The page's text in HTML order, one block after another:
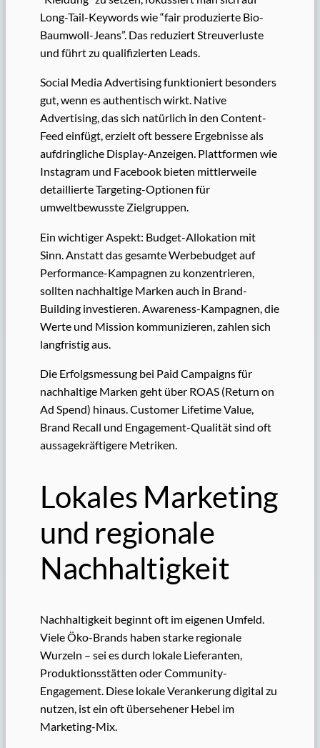
Long-Tail-Keywords wie “fair produzierte Bio-
Baumwoll-Jeans”. Das reduziert Streuverluste
und führt zu qualifizierten Leads.
Social Media Advertising funktioniert besonders
gut, wenn es authentisch wirkt. Native
Advertising, das sich natürlich in den Content-
Feed einfügt, erzielt oft bessere Ergebnisse als
aufdringliche Display-Anzeigen. Plattformen wie
Instagram und Facebook bieten mittlerweile
detaillierte Targeting-Optionen für
umweltbewusste Zielgruppen.
Ein wichtiger Aspekt: Budget-Allokation mit
Sinn. Anstatt das gesamte Werbebudget auf
Performance-Kampagnen zu konzentrieren,
sollten nachhaltige Marken auch in Brand-
Building investieren. Awareness-Kampagnen, die
Werte und Mission kommunizieren, zahlen sich
langfristig aus.
Die Erfolgsmessung bei Paid Campaigns für
nachhaltige Marken geht über ROAS (Return on
Ad Spend) hinaus. Customer Lifetime Value,
Brand Recall und Engagement-Qualität sind oft
aussagekräftigere Metriken.
Lokales Marketing
und regionale
Nachhaltigkeit
Nachhaltigkeit beginnt oft im eigenen Umfeld.
Viele Öko-Brands haben starke regionale
Wurzeln – sei es durch lokale Lieferanten,
Produktionsstätten oder Community-
Engagement. Diese lokale Verankerung digital zu
nutzen, ist ein oft übersehener Hebel im
Marketing-Mix.